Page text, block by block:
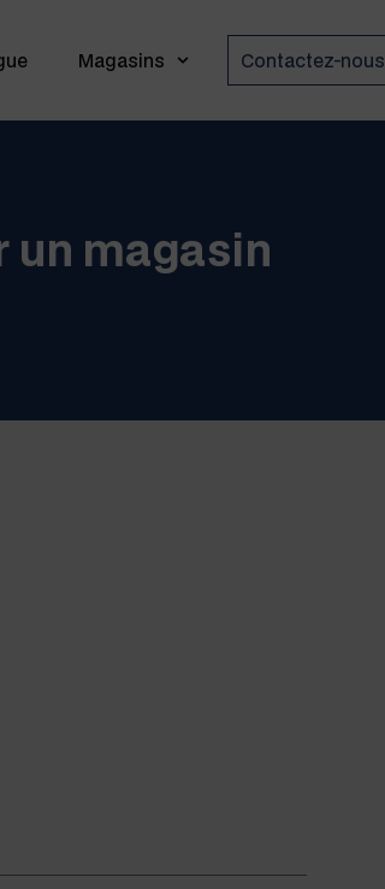
Magasins Contactez-nous
un magasin